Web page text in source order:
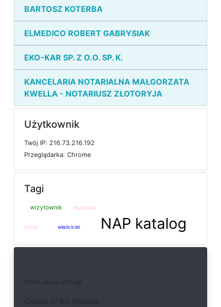
BARTOSZ KOTERBA
ELMEDICO ROBERT GABRYSIAK
EKO-KAR SP. Z O.O. SP. K.
KANCELARIA NOTARIALNA MAŁGORZATA
KWELLA - NOTARIUSZ ZŁOTORYJA
Użytkownik
Twój IP: 216.73.216.192
Przeglądarka: Chrome
Tagi
wizytownik Wizytówki
online właściciel NAP katalog
a ą
O
a 5: 60 głosów